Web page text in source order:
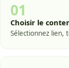
01
Choisir le
Sélectionnez